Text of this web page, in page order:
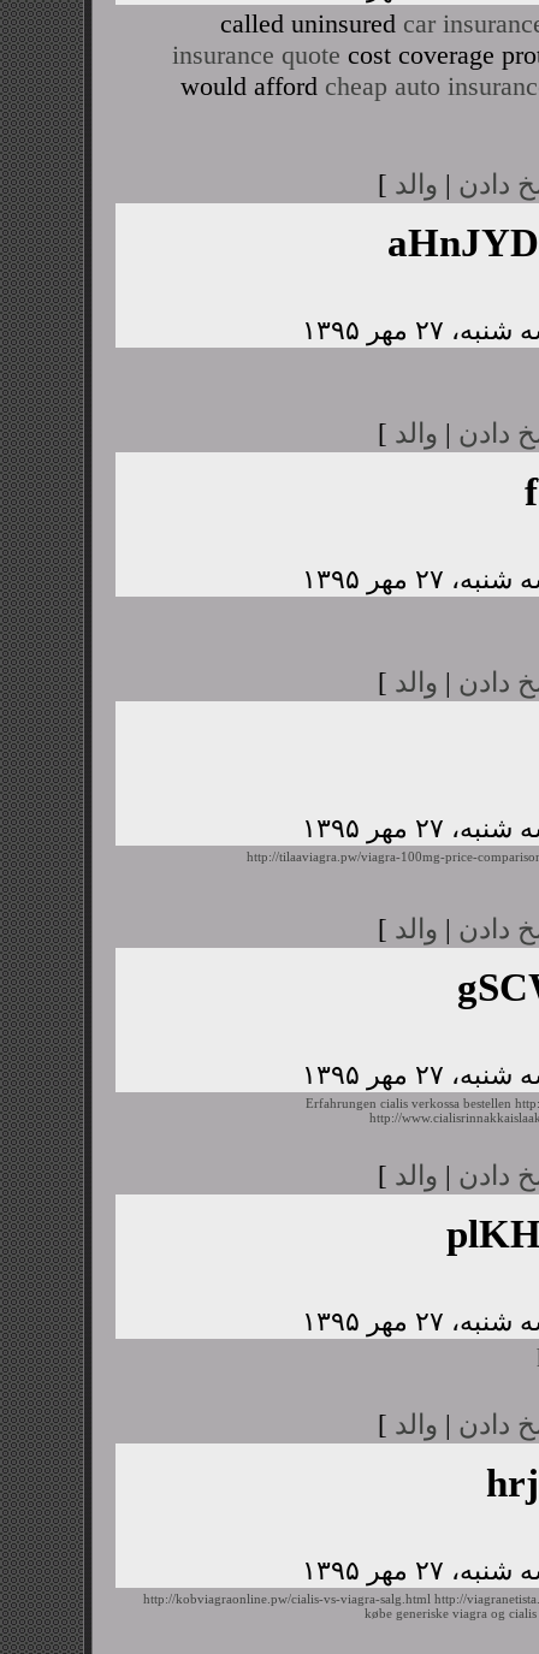
called uninsured car
insurance quote cost coverage
would afford cheap auto
دادن | والد ]
دادن | والد ]
دادن | والد ]
http://tilaaviagra.pw/viagra-100mg-price-
دادن | والد ]
Erfahrungen cialis verkossa bestellen
http://
دادن | والد ]
دادن | والد ]
http://kobviagraonline.pw/cialis-vs-viagra-salg.html http://
købe generiske viagra og